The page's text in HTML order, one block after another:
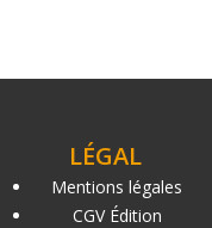
LÉGAL
Mentions légales
CGV Édition